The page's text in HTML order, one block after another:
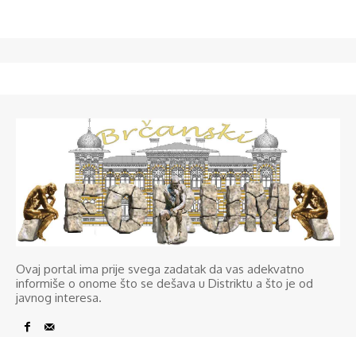
Ovaj portal ima prije svega zadatak da vas adekvatno
informiše o onome što se dešava u Distriktu a što je od
javnog interesa.